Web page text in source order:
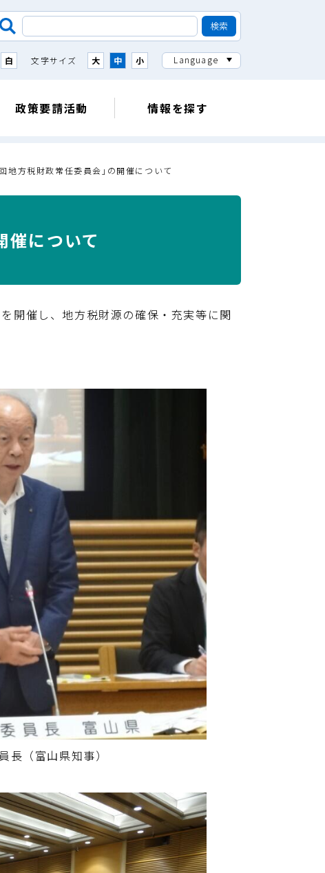
白 文字サイズ 大 中 小 Language
政策要請活動 情報を探す
地方税財政常任委員会｣の開催について
催について
開催し、地方税財源の確保・充実等に関
長（富山県知事）